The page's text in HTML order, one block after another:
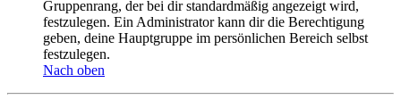
Gruppenrang, der bei dir standardmäßig angezeigt wird,
festzulegen. Ein Administrator kann dir die Berechtigung
geben, deine Hauptgruppe im persönlichen Bereich selbst
festzulegen.
Nach oben